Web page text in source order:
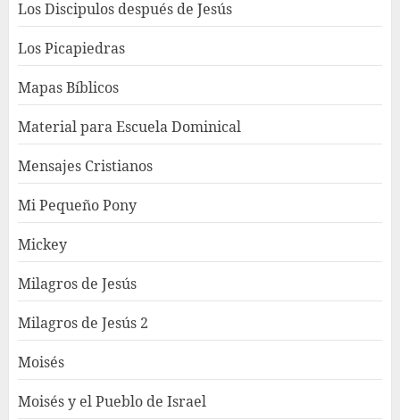
Los Discipulos después de Jesús
Los Picapiedras
Mapas Bíblicos
Material para Escuela Dominical
Mensajes Cristianos
Mi Pequeño Pony
Mickey
Milagros de Jesús
Milagros de Jesús 2
Moisés
Moisés y el Pueblo de Israel